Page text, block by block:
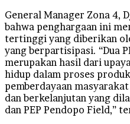
General Manager Zona 4,
bahwa penghargaan ini
tertinggi yang diberikan
yang berpartisipasi. “Dua
merupakan hasil dari
hidup dalam proses
pemberdayaan
dan berkelanjutan yang
dan PEP Pendopo Field,”